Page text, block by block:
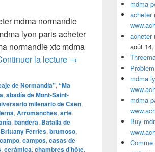
mdma normandie
lyon paris acheter
normandie xtc mdma
la lecture acheter mdma
→
de Normandía”, “Ma
, abadía de Mont-Saint-
milenario de Caen,
, Arromanches, arte
, bandera, Batalla de
Brittany Ferries, brumoso,
campo, campos, casas de
, cerámica, chambres d’hôte,
mdma
acheter
acheter
août
mdma
mdma
Buy